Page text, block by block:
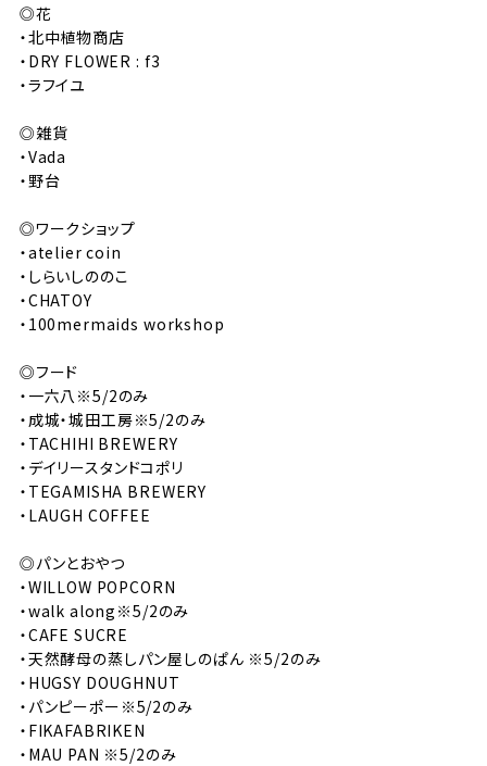
◎花
・北中植物商店
・DRY FLOWER : f3
・ラフイユ
◎雑貨
・Vada
・野台
◎ワークショップ
・atelier coin
・しらいしののこ
・CHATOY
・100mermaids workshop
◎フード
・一六八※5/2のみ
・成城・城田工房※5/2のみ
・TACHIHI BREWERY
・デイリースタンドコポリ
・TEGAMISHA BREWERY
・LAUGH COFFEE
◎パンとおやつ
・WILLOW POPCORN
・walk along※5/2のみ
・CAFE SUCRE
・天然酵母の蒸しパン屋しのぱん ※5/2のみ
・HUGSY DOUGHNUT
・パンピーポー※5/2のみ
・FIKAFABRIKEN
・MAU PAN ※5/2のみ